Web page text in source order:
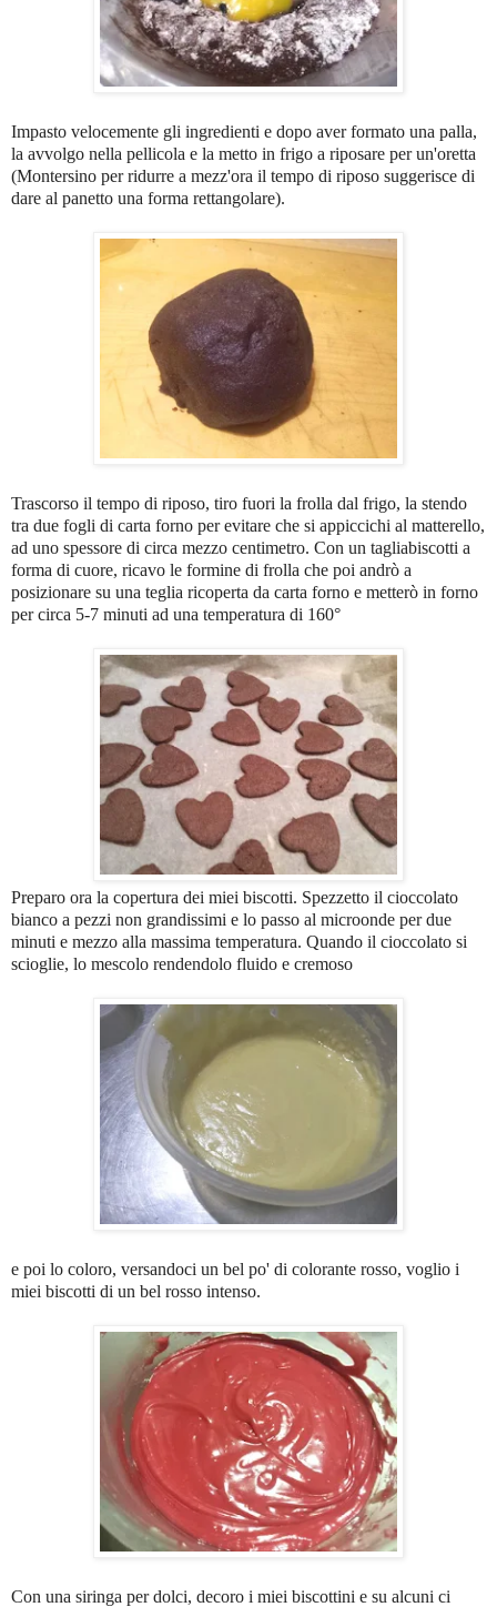
Impasto velocemente gli ingredienti e dopo aver formato una palla,
la avvolgo nella pellicola e la metto in frigo a riposare per un'oretta
(Montersino per ridurre a mezz'ora il tempo di riposo suggerisce di
dare al panetto una forma rettangolare).
Trascorso il tempo di riposo, tiro fuori la frolla dal frigo, la stendo
tra due fogli di carta forno per evitare che si appiccichi al matterello,
ad uno spessore di circa mezzo centimetro. Con un tagliabiscotti a
forma di cuore, ricavo le formine di frolla che poi andrò a
posizionare su una teglia ricoperta da carta forno e metterò in forno
per circa 5-7 minuti ad una temperatura di 160°
Preparo ora la copertura dei miei biscotti. Spezzetto il cioccolato
bianco a pezzi non grandissimi e lo passo al microonde per due
minuti e mezzo alla massima temperatura. Quando il cioccolato si
scioglie, lo mescolo rendendolo fluido e cremoso
e poi lo coloro, versandoci un bel po' di colorante rosso, voglio i
miei biscotti di un bel rosso intenso.
Con una siringa per dolci, decoro i miei biscottini e su alcuni ci